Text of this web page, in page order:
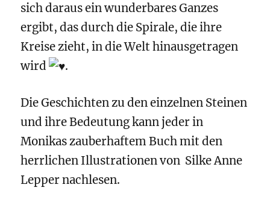
sich daraus ein wunderbares Ganzes
ergibt, das durch die Spirale, die ihre
Kreise zieht, in die Welt hinausgetragen
wird
.
Die Geschichten zu den einzelnen Steinen
und ihre Bedeutung kann jeder in
Monikas zauberhaftem Buch mit den
herrlichen Illustrationen von Silke Anne
Lepper nachlesen.